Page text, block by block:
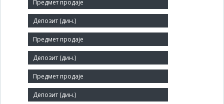
Матични број:
07737327
Величина:
Мало
Заступник: